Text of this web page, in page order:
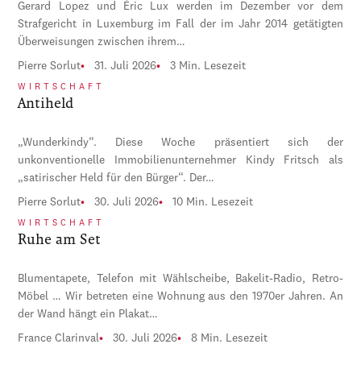
Gerard Lopez und Éric Lux werden im Dezember vor dem
Strafgericht in Luxemburg im Fall der im Jahr 2014 getätigten
Überweisungen zwischen ihrem…
Pierre Sorlut 31. Juli 2026 3 Min. Lesezeit
WIRTSCHAFT
Antiheld
„Wunderkindy“. Diese Woche präsentiert sich der
unkonventionelle Immobilienunternehmer Kindy Fritsch als
„satirischer Held für den Bürger“. Der…
Pierre Sorlut 30. Juli 2026 10 Min. Lesezeit
WIRTSCHAFT
Ruhe am Set
Blumentapete, Telefon mit Wählscheibe, Bakelit-Radio, Retro-
Möbel … Wir betreten eine Wohnung aus den 1970er Jahren. An
der Wand hängt ein Plakat…
France Clarinval 30. Juli 2026 8 Min. Lesezeit